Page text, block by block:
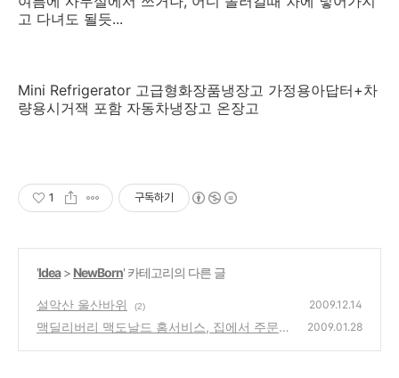
고 다녀도 될듯...
Mini Refrigerator 고급형화장품냉장고 가정용아답터+차
량용시거잭 포함 자동차냉장고 온장고
1 구독하기
'Idea> NewBorn' 카테고리의 다른 글
설악산 울산바위 (2) 2009.12.14
맥딜리버리 맥도날드 홈서비스, 집에서 주문해
2009.01.28